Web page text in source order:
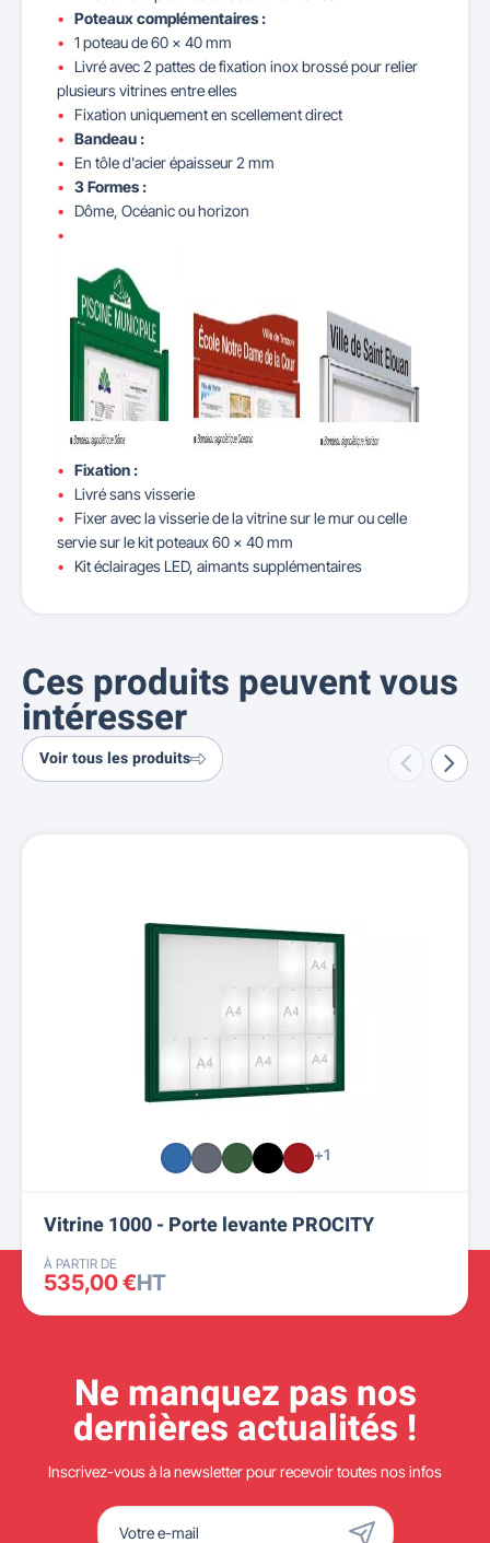
Poteaux complémentaires :
1 poteau de 60 x 40 mm
Livré avec 2 pattes de fixation inox brossé pour relier
plusieurs vitrines entre elles
Fixation uniquement en scellement direct
Bandeau :
En tôle d'acier épaisseur 2 mm
3 Formes :
Dôme, Océanic ou horizon
Fixation :
Livré sans visserie
Fixer avec la visserie de la vitrine sur le mur ou celle
servie sur le kit poteaux 60 x 40 mm
Kit éclairages LED, aimants supplémentaires
Ces produits peuvent vous
intéresser
Voir tous les produits
+1
Vitrine 1000 - Porte levante PROCITY
À PARTIR DE
535,00 €HT
Ne manquez pas nos
dernières actualités !
Inscrivez-vous à la newsletter pour recevoir toutes nos infos